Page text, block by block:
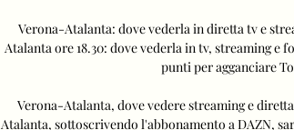
Verona-Atalanta: dove vederla in diretta tv e
Atalanta ore 18.30: dove vederla in tv, streaming
punti per agganciare
Verona-Atalanta, dove vedere streaming e
Atalanta, sottoscrivendo l'abbonamento a DAZN,